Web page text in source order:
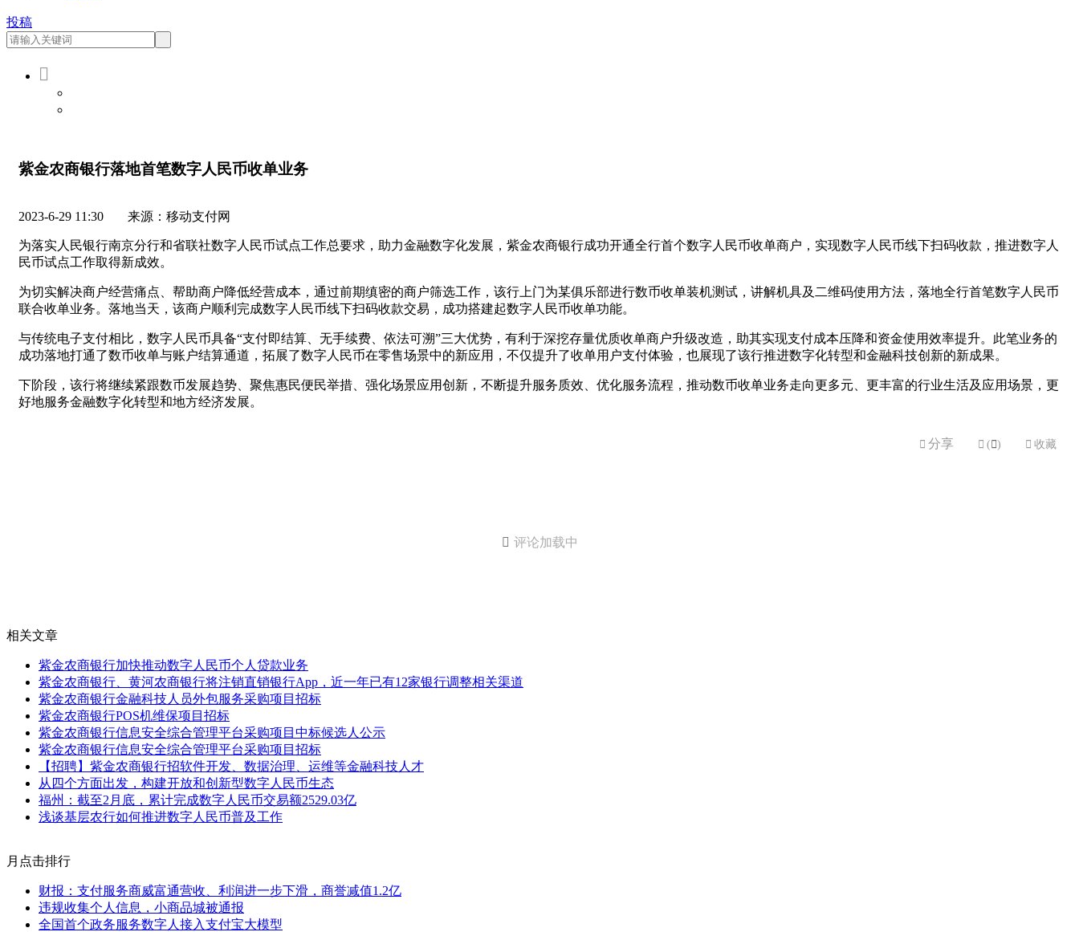
投稿

紫金农商银行落地首笔数字人民币收单业务
2023-6-29 11:30 来源：移动支付网
为落实人民银行南京分行和省联社数字人民币试点工作总要求，助力金融数字化发展，紫金农商银行成功开通全行首个数字人民币收单商户，实现数字人民币线下扫码收款，推进数字人
民币试点工作取得新成效。
为切实解决商户经营痛点、帮助商户降低经营成本，通过前期缜密的商户筛选工作，该行上门为某俱乐部进行数币收单装机测试，讲解机具及二维码使用方法，落地全行首笔数字人民币
联合收单业务。落地当天，该商户顺利完成数字人民币线下扫码收款交易，成功搭建起数字人民币收单功能。
与传统电子支付相比，数字人民币具备“支付即结算、无手续费、依法可溯”三大优势，有利于深挖存量优质收单商户升级改造，助其实现支付成本压降和资金使用效率提升。此笔业务的
成功落地打通了数币收单与账户结算通道，拓展了数字人民币在零售场景中的新应用，不仅提升了收单用户支付体验，也展现了该行推进数字化转型和金融科技创新的新成果。
下阶段，该行将继续紧跟数币发展趋势、聚焦惠民便民举措、强化场景应用创新，不断提升服务质效、优化服务流程，推动数币收单业务走向更多元、更丰富的行业生活及应用场景，更
好地服务金融数字化转型和地方经济发展。
 分享  ( )  收藏
 评论加载中
相关文章
紫金农商银行加快推动数字人民币个人贷款业务
紫金农商银行、黄河农商银行将注销直销银行App，近一年已有12家银行调整相关渠道
紫金农商银行金融科技人员外包服务采购项目招标
紫金农商银行POS机维保项目招标
紫金农商银行信息安全综合管理平台采购项目中标候选人公示
紫金农商银行信息安全综合管理平台采购项目招标
【招聘】紫金农商银行招软件开发、数据治理、运维等金融科技人才
从四个方面出发，构建开放和创新型数字人民币生态
福州：截至2月底，累计完成数字人民币交易额2529.03亿
浅谈基层农行如何推进数字人民币普及工作
月点击排行
财报：支付服务商威富通营收、利润进一步下滑，商誉减值1.2亿
违规收集个人信息，小商品城被通报
全国首个政务服务数字人接入支付宝大模型